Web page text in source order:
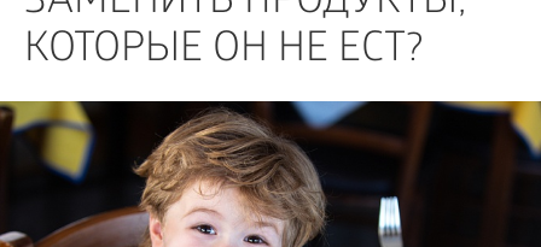
КОТОРЫЕ ОН НЕ ЕСТ?
БИЗНЕС